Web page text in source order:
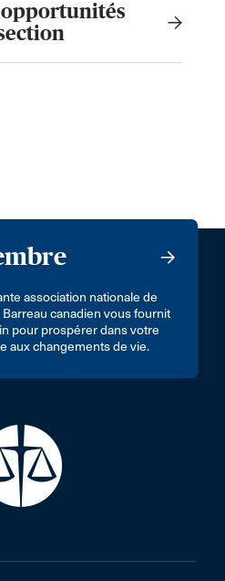
association nationale de
Barreau canadien vous fournit
pour prospérer dans votre
aux changements de vie.